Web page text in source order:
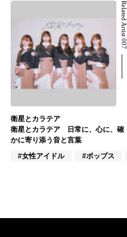
Related Artist 007
衛星とカラテア
衛星とカラテア 日常に、心に、確
かに寄り添う音と言葉
#女性アイドル
#ポップス